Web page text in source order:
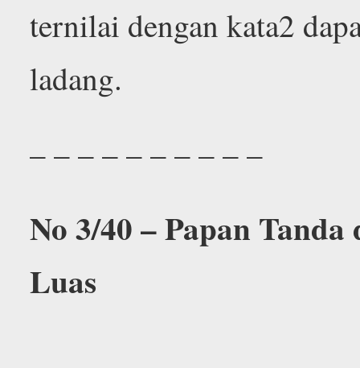
ternilai dengan kata2
ladang.
– – – – – – – – – –
No 3/40 – Papan
Luas